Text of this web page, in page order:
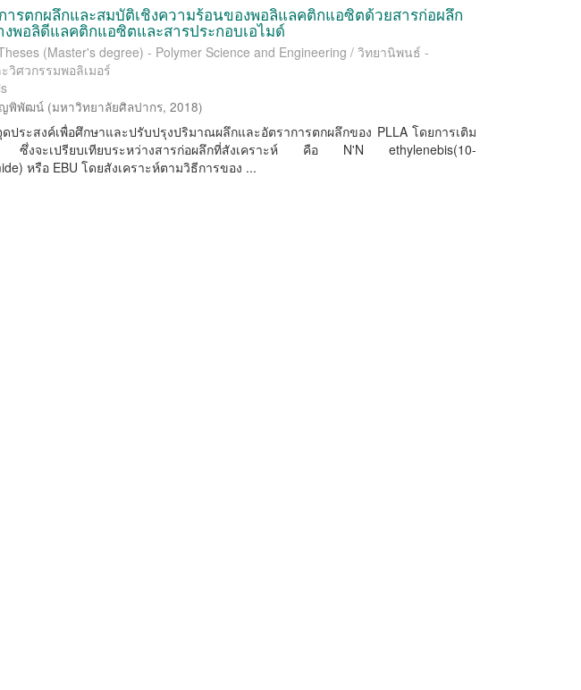
ารตกผลึกและสมบัติเชิงความร้อนของพอลิแลคติกแอซิตด้วยสารก่อผลึก
งพอลิดีแลคติกแอซิตและสารประกอบเอไมด์
(Master's degree) - Polymer Science and Engineering / วิทยานิพนธ์ -
วิศวกรรมพอลิเมอร์
ญพิพัฒน์ (มหาวิทยาลัยศิลปากร,2018)
ประสงค์เพื่อศึกษาและปรับปรุงปริมาณผลึกและอัตราการตกผลึกของ PLLA โดยการเติม
ซึ่งจะเปรียบเทียบระหว่างสารก่อผลึกที่สังเคราะห์ คือ N'N ethylenebis(10-
หรือ EBU โดยสังเคราะห์ตามวิธีการของ ...